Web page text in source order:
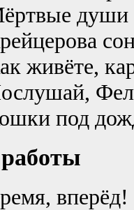
души
живёте,
под
вперёд!